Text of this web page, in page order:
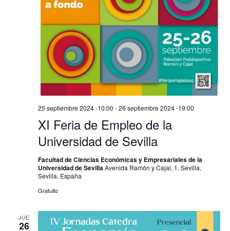
XI Feria de Empleo de la
Universidad de Sevilla
25 septiembre 2024 -10:00 -26 septiembre 2024 -19:00
Facultad de Ciencias Económicas y Empresariales de la
Universidad de SevillaAvenida Ramón y Cajal, 1, Sevilla,
Sevilla, España
Gratuito
JUE
26